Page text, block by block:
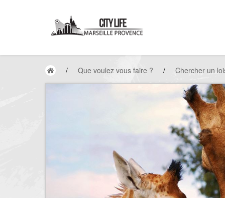
/ Que voulez vous faire ? / Chercher un